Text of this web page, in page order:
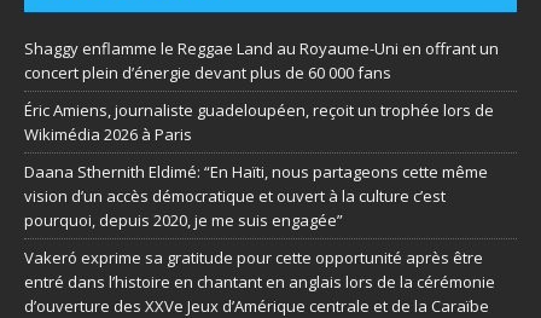
Shaggy enflamme le Reggae Land au Royaume-Uni en offrant un
concert plein d’énergie devant plus de 60 000 fans
Éric Amiens, journaliste guadeloupéen, reçoit un trophée lors de
Wikimédia 2026 à Paris
Daana Sthernith Eldimé: “En Haïti, nous partageons cette même
vision d’un accès démocratique et ouvert à la culture c’est
pourquoi, depuis 2020, je me suis engagée”
Vakeró exprime sa gratitude pour cette opportunité après être
entré dans l’histoire en chantant en anglais lors de la cérémonie
d’ouverture des XXVe Jeux d’Amérique centrale et de la Caraïbe